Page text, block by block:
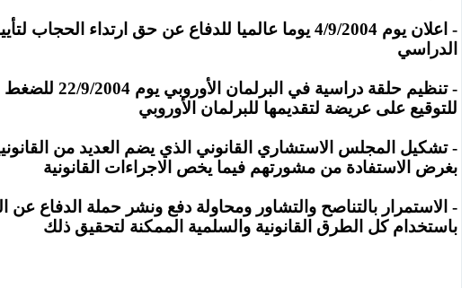
- اعلان يوم 4/9/2004 يوما عالميا للدفاع عن حق ارتداء
الدراسي
- تنظيم حلقة
للتوقيع على عريضة لتقديمها للبرلمان الأوروبي
- تشكيل المجلس الاستشاري القانوني الذي يضم العديد من
بغرض الاستفادة من مشورتهم فيما يخص الاجراءات القانونية
- الاستمرار بالتناصح والتشاور ومحاولة دفع ونشر حملة الدفاع
باستخدام كل الطرق القانونية والسلمية الممكنة لتحقيق ذلك